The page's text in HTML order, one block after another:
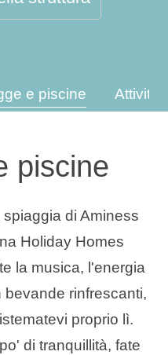
e piscine Attività
piscine
di Aminess
Holiday Homes
la musica, l'energia
rinfrescanti,
proprio lì.
di tranquillità, fate